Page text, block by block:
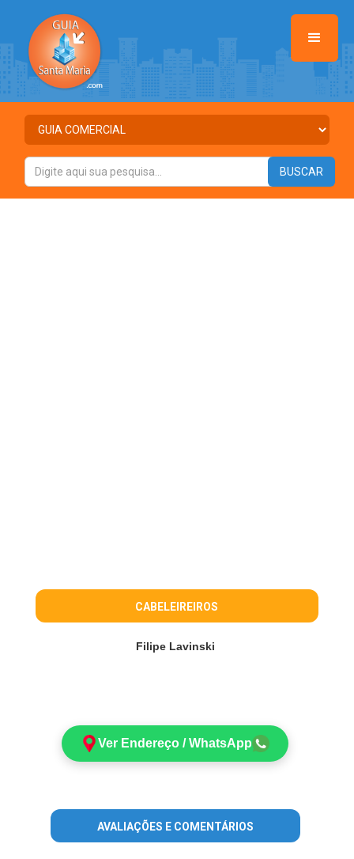
CABELEIREIROS
Filipe Lavinski
Ver Endereço / WhatsApp
AVALIAÇÕES E COMENTÁRIOS